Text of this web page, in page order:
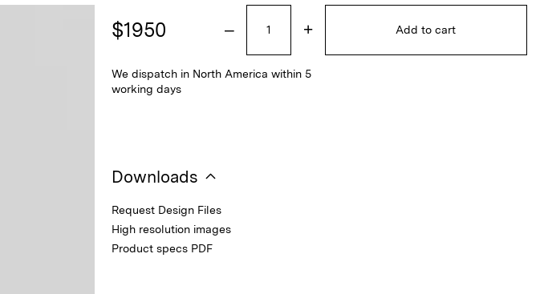
$1950
We dispatch in North America within 5
working days
– + Add to cart
Downloads
Request Design Files
High resolution images
Product specs PDF